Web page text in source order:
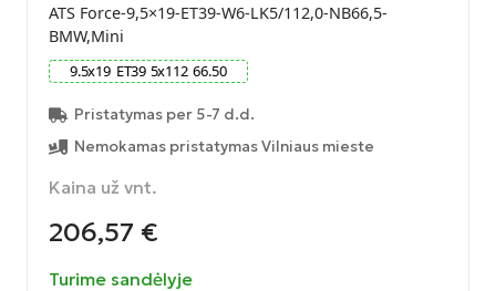
ATS Force-9,5×19-ET39-W6-LK5/112,0-NB66,5-
BMW,Mini
9.5x19 ET39 5x112 66.50
Pristatymas per 5-7 d.d.
Nemokamas pristatymas Vilniaus mieste
Kaina už vnt.
206,57 €
Turime sandėlyje